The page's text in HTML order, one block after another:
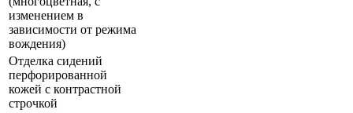
изменением в
зависимости от режима
вождения)
Отделка сидений
перфорированной
кожей с контрастной
строчкой